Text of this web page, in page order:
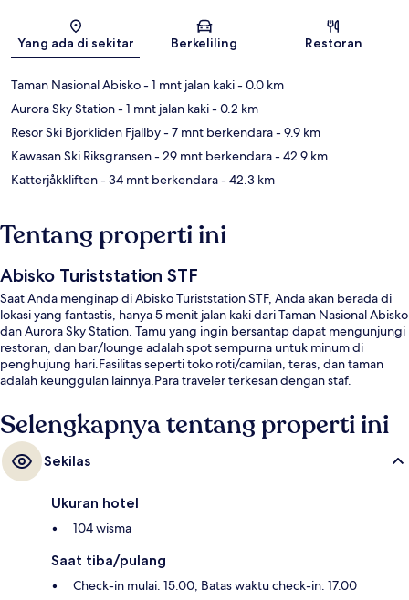
Peta
Yang ada di sekitar Berkeliling Restoran
Taman Nasional Abisko- 1 mnt jalan kaki- 0.0 km
Aurora Sky Station- 1 mnt jalan kaki- 0.2 km
Resor Ski Bjorkliden Fjallby- 7 mnt berkendara- 9.9 km
Kawasan Ski Riksgransen- 29 mnt berkendara- 42.9 km
Katterjåkkliften- 34 mnt berkendara- 42.3 km
Tentang properti ini
Abisko Turiststation STF
Saat Anda menginap di Abisko Turiststation STF, Anda akan berada di
lokasi yang fantastis, hanya 5 menit jalan kaki dari Taman Nasional Abisko
dan Aurora Sky Station. Tamu yang ingin bersantap dapat mengunjungi
restoran, dan bar/lounge adalah spot sempurna untuk minum di
penghujung hari.Fasilitas seperti toko roti/camilan, teras, dan taman
adalah keunggulan lainnya.Para traveler terkesan dengan staf.
Selengkapnya tentang properti ini
Sekilas
Ukuran hotel
104 wisma
Saat tiba/pulang
Check-in mulai: 15.00; Batas waktu check-in: 17.00